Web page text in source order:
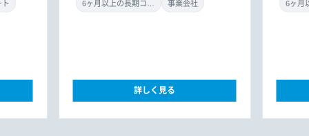
事業会社
詳しく見る